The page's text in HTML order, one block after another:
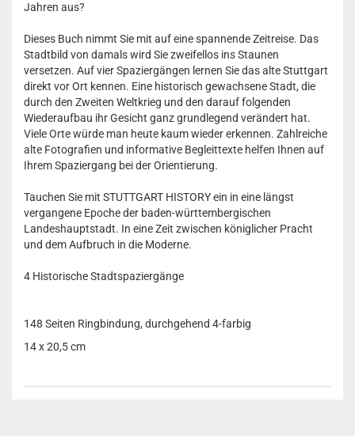
Jahren aus?
Dieses Buch nimmt Sie mit auf eine spannende Zeitreise. Das
Stadtbild von damals wird Sie zweifellos ins Staunen
versetzen. Auf vier Spaziergängen lernen Sie das alte Stuttgart
direkt vor Ort kennen. Eine historisch gewachsene Stadt, die
durch den Zweiten Weltkrieg und den darauf folgenden
Wiederaufbau ihr Gesicht ganz grundlegend verändert hat.
Viele Orte würde man heute kaum wieder erkennen. Zahlreiche
alte Fotografien und informative Begleittexte helfen Ihnen auf
Ihrem Spaziergang bei der Orientierung.
Tauchen Sie mit STUTTGART HISTORY ein in eine längst
vergangene Epoche der baden-württembergischen
Landeshauptstadt. In eine Zeit zwischen königlicher Pracht
und dem Aufbruch in die Moderne.
4 Historische Stadtspaziergänge
148 Seiten Ringbindung, durchgehend 4-farbig
14 x 20,5 cm